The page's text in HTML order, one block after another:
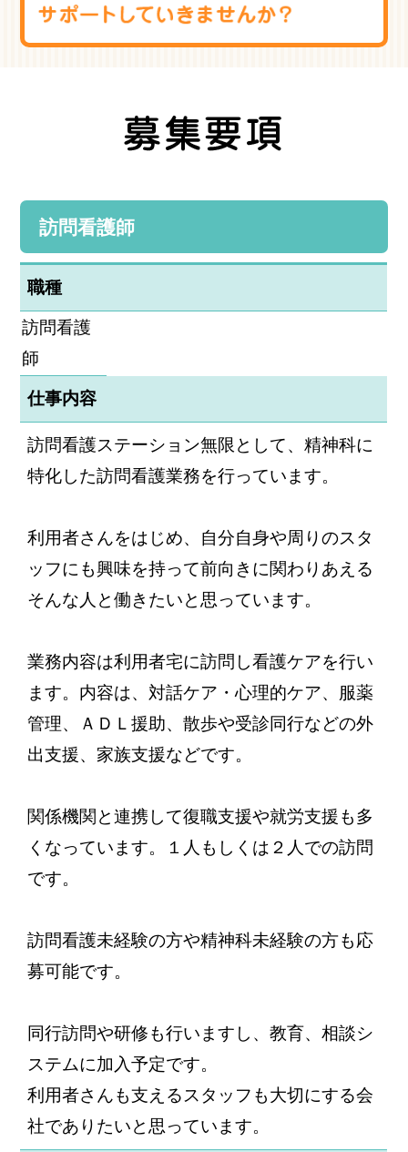
訪問看護師
職種
訪問看護
師
仕事内容
訪問看護ステーション無限として、精神科に
特化した訪問看護業務を行っています。
利用者さんをはじめ、自分自身や周りのスタ
ッフにも興味を持って前向きに関わりあえる
そんな人と働きたいと思っています。
業務内容は利用者宅に訪問し看護ケアを行い
ます。内容は、対話ケア・心理的ケア、服薬
管理、ＡＤＬ援助、散歩や受診同行などの外
出支援、家族支援などです。
関係機関と連携して復職支援や就労支援も多
くなっています。１人もしくは２人での訪問
です。
訪問看護未経験の方や精神科未経験の方も応
募可能です。
同行訪問や研修も行いますし、教育、相談シ
ステムに加入予定です。
利用者さんも支えるスタッフも大切にする会
社でありたいと思っています。